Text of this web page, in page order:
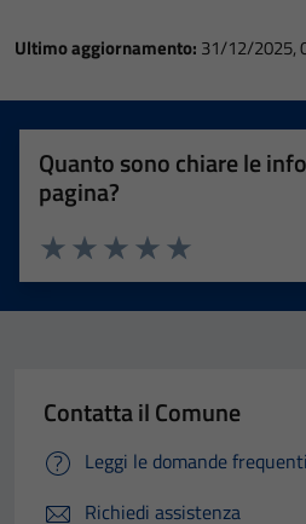
Ultimo aggiornamento: 31/12/2025,
Quanto sono chiare le
pagina?
Valuta 5 stelle
Valuta 4 stelle su 5
Valuta 3 stelle su 5
Valuta 2 stelle su 5
Valuta 1 stelle su 5
Contatta il Comune
Leggi le domande frequenti
Richiedi assistenza